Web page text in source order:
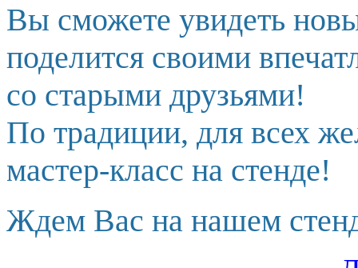
Вы сможете увидеть
поделится своими
со старыми друзьями!
По традиции, для всех
мастер-класс на стенде!
Ждем Вас на нашем